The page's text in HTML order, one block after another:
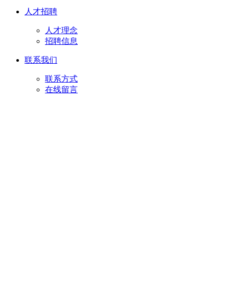
人才招聘
人才理念
招聘信息
联系我们
联系方式
在线留言